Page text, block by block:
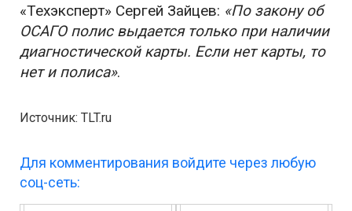
«Техэксперт» Сергей Зайцев: «По закону об
ОСАГО полис выдается только при наличии
диагностической карты. Если нет карты, то
нет и полиса».
Источник: TLT.ru
Для комментирования войдите через любую
соц-сеть: